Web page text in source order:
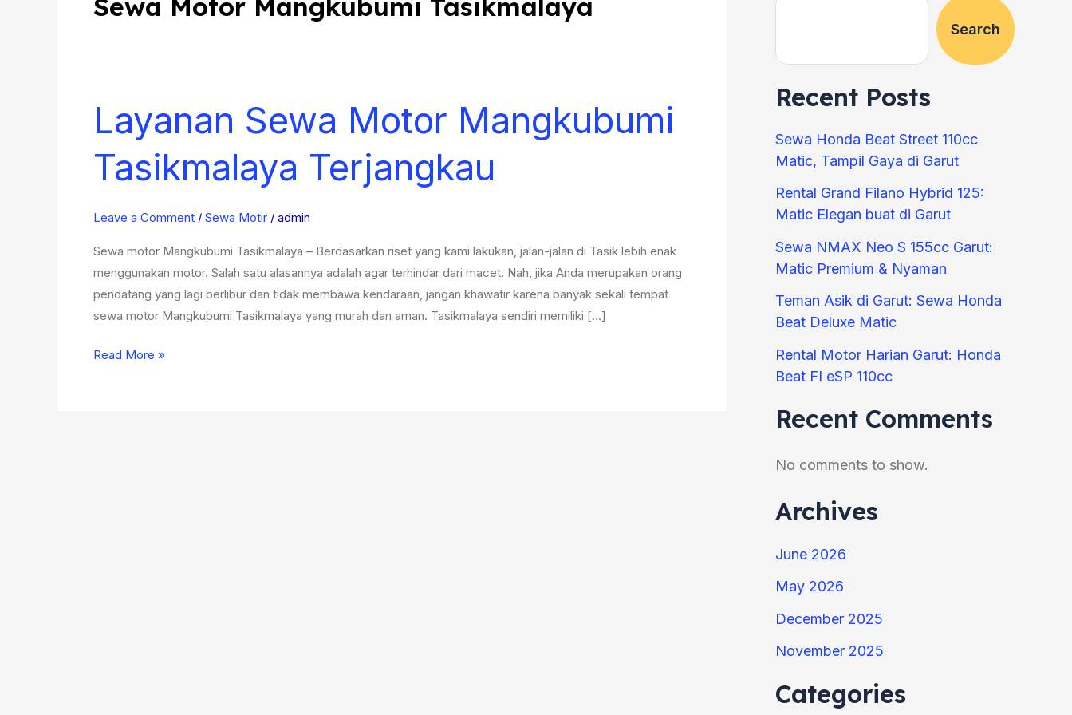
Sewa Motor Mangkubumi Tasikmalaya
Layanan Sewa Motor Mangkubumi
Tasikmalaya Terjangkau
Leave a Comment / Sewa Motir / admin
Sewa motor Mangkubumi Tasikmalaya – Berdasarkan riset yang kami lakukan, jalan-jalan di Tasik lebih enak
menggunakan motor. Salah satu alasannya adalah agar terhindar dari macet. Nah, jika Anda merupakan orang
pendatang yang lagi berlibur dan tidak membawa kendaraan, jangan khawatir karena banyak sekali tempat
sewa motor Mangkubumi Tasikmalaya yang murah dan aman. Tasikmalaya sendiri memiliki […]
Layanan
Sewa
Mangkubumi
Terjangkau
Read More »
Search
Recent Posts
Sewa Honda Beat Street 110cc
Matic, Tampil Gaya di Garut
Rental Grand Filano Hybrid 125:
Matic Elegan buat di Garut
Sewa NMAX Neo S 155cc Garut:
Matic Premium & Nyaman
Teman Asik di Garut: Sewa Honda
Beat Deluxe Matic
Rental Motor Harian Garut: Honda
Beat FI eSP 110cc
Recent Comments
No comments to show.
Archives
June 2026
May 2026
December 2025
November 2025
Categories